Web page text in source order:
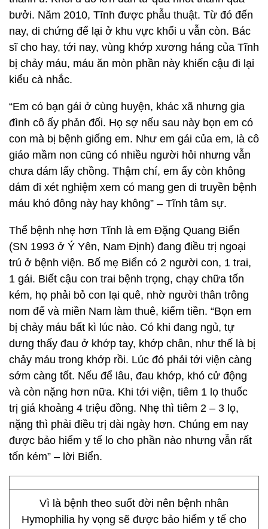
bưởi. Năm 2010, Tĩnh được phẫu thuật. Từ đó đến
nay, di chứng để lại ở khu vực khối u vẫn còn. Bác
sĩ cho hay, tới nay, vùng khớp xương háng của Tĩnh
bị chảy máu, máu ăn mòn phần này khiến cậu đi lại
kiểu cà nhắc.
“Em có bạn gái ở cùng huyện, khác xã nhưng gia
đình cô ấy phản đối. Họ sợ nếu sau này bọn em có
con mà bị bệnh giống em. Như em gái của em, là cô
giáo mầm non cũng có nhiều người hỏi nhưng vẫn
chưa dám lấy chồng. Thậm chí, em ấy còn không
dám đi xét nghiệm xem có mang gen di truyền bệnh
máu khó đông này hay không” – Tĩnh tâm sự.
Thể bệnh nhẹ hơn Tĩnh là em Đặng Quang Biển
(SN 1993 ở Ý Yên, Nam Định) đang điều trị ngoại
trú ở bệnh viện. Bố mẹ Biển có 2 người con, 1 trai,
1 gái. Biết cậu con trai bệnh trọng, chạy chữa tốn
kém, họ phải bỏ con lại quê, nhờ người thân trông
nom để và miền Nam làm thuê, kiếm tiền. “Bọn em
bị chảy máu bất kì lúc nào. Có khi đang ngủ, tự
dưng thấy đau ở khớp tay, khớp chân, như thế là bị
chảy máu trong khớp rồi. Lúc đó phải tới viện càng
sớm càng tốt. Nếu để lâu, đau khớp, khó cử động
và còn nặng hơn nữa. Khi tới viện, tiêm 1 lọ thuốc
trị giá khoảng 4 triệu đồng. Nhẹ thì tiêm 2 – 3 lọ,
nặng thì phải điều trị dài ngày hơn. Chúng em nay
được bảo hiểm y tế lo cho phần nào nhưng vẫn rất
tốn kém” – lời Biển.
Vì là bệnh theo suốt đời nên bệnh nhân
Hymophilia hy vọng sẽ được bảo hiểm y tế cho